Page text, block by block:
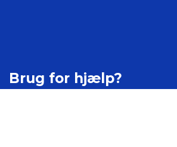
Brug for hjælp?